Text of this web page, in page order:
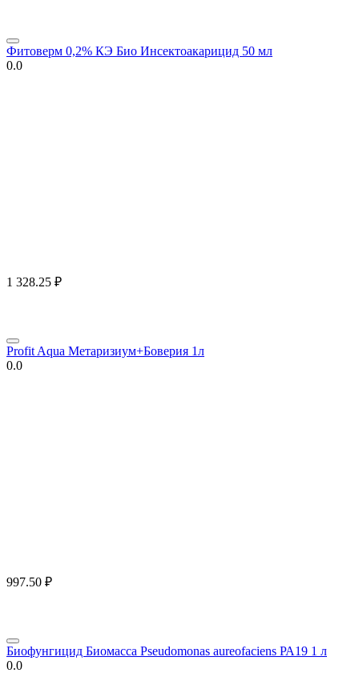
Фитоверм 0,2% КЭ Био Инсектоакарицид 50 мл
0.0
1 328.25 ₽
Profit Aqua Метаризиум+Боверия 1л
0.0
997.50 ₽
Биофунгицид Биомасса Pseudomonas aureofaciens РА19 1 л
0.0